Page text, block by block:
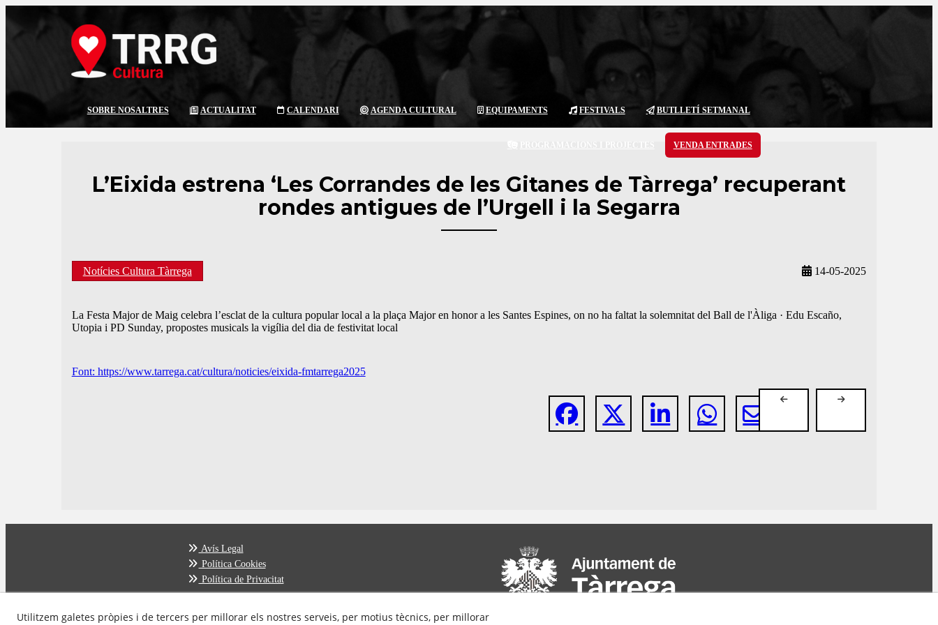
SOBRE NOSALTRES ACTUALITAT CALENDARI AGENDA CULTURAL EQUIPAMENTS FESTIVALS BUTLLETÍ SETMANAL
VENDA ENTRADES
L’Eixida estrena ‘Les Corrandes de les Gitanes de Tàrrega’ recuperant
rondes antigues de l’Urgell i la Segarra
Notícies Cultura Tàrrega 14-05-2025
La Festa Major de Maig celebra l’esclat de la cultura popular local a la plaça Major en honor a les Santes Espines, on no ha faltat la solemnitat del Ball de l'Àliga · Edu Escaño,
Utopia i PD Sunday, propostes musicals la vigília del dia de festivitat local
Font: https://www.tarrega.cat/cultura/noticies/eixida-fmtarrega2025
Avís Legal
Política Cookies
Política de Privacitat
Utilitzem galetes pròpies i de tercers per millorar els nostres serveis, per motius tècnics, per millorar